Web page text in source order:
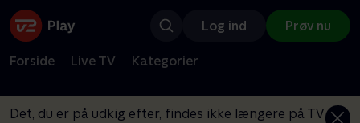
Log ind Prøv nu
Forside Live TV Kategorier
Det, du er på udkig efter, findes ikke længere på TV